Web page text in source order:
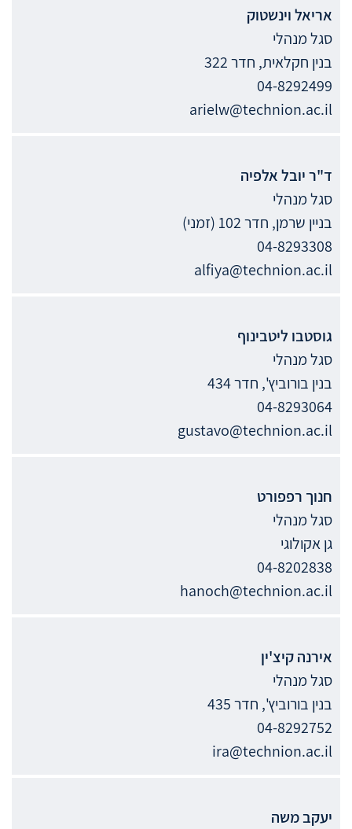
אריאלוינשטוק
סגל מנהלי
בנין חקלאית, חדר 322
04-8292499
arielw@technion.ac.il
ד"ריובלאלפיה
סגל מנהלי
בניין שרמן, חדר 102 (זמני)
04-8293308
alfiya@technion.ac.il
גוסטבו ליטבינוף
סגל מנהלי
בנין בורוביץ', חדר 434
04-8293064
gustavo@technion.ac.il
חנוך רפפורט
סגל מנהלי
גן אקולוגי
04-8202838
hanoch@technion.ac.il
אירנהקיצ'ין
סגל מנהלי
בנין בורוביץ', חדר 435
04-8292752
ira@technion.ac.il
יעקבמשה